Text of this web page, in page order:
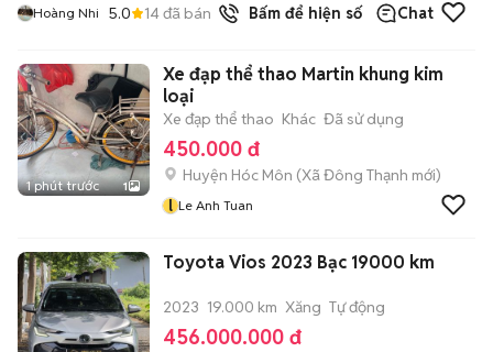
Hoàng Nhi 5.0 14đã bán Bấm để hiện số Chat
1 phút trước 1
Xe đạp thể thao Martin khung kim
loại
Xe đạp thể thao Khác Đã sử dụng
450.000 đ
Huyện Hóc Môn (Xã Đông Thạnh mới)
l Le Anh Tuan
Toyota Vios 2023 Bạc 19000 km
2023 19.000 km Xăng Tự động
456.000.000 đ